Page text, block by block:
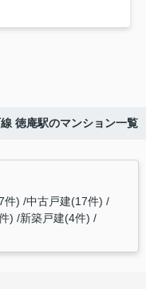
徳庵駅のマンション一覧
件) 中古戸建(17件)
) 新築戸建(4件)